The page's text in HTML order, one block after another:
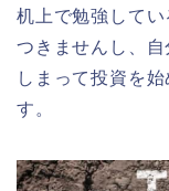
机上で勉強して
つきませんし、
しまって投資を
す。